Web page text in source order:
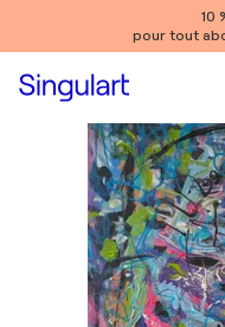
10
pour tout